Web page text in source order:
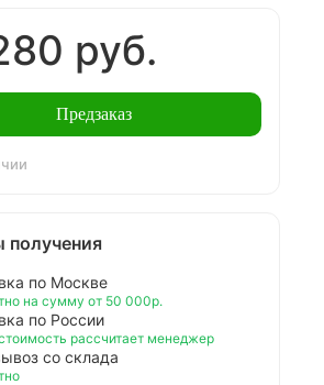
руб.
Предзаказ
получения
по Москве
на сумму от 50 000р.
по России
рассчитает менеджер
со склада